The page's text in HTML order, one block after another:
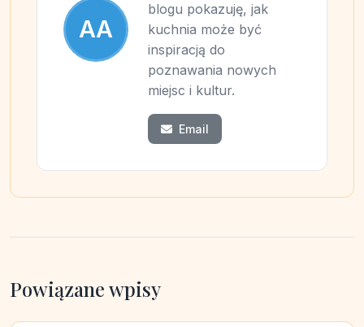
AA
blogu pokazuję, jak
kuchnia może być
inspiracją do
poznawania nowych
miejsc i kultur.
Email
Powiązane wpisy